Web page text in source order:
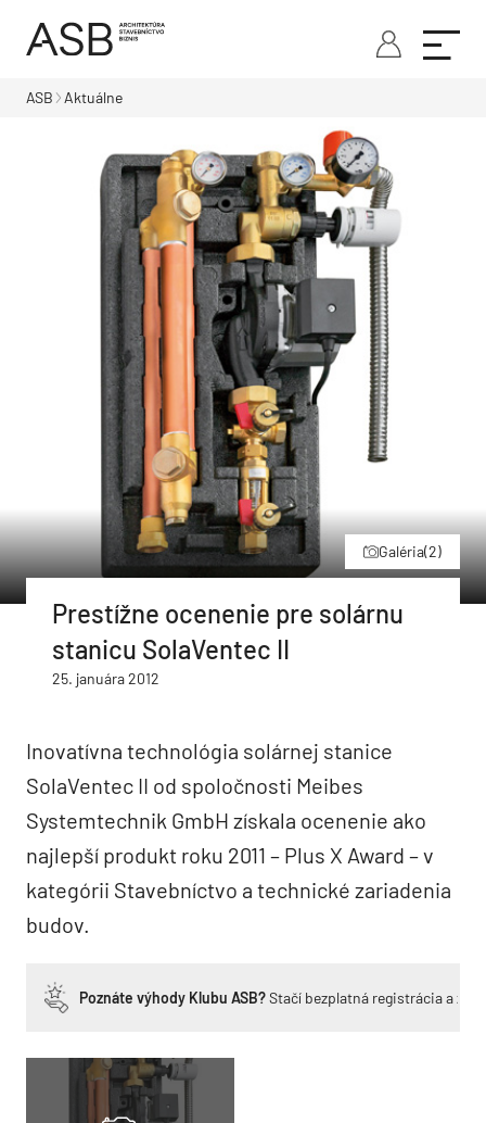
ASB Aktuálne
Galéria(2)
Prestížne ocenenie pre solárnu
stanicu SolaVentec II
25. januára 2012
Inovatívna technológia solárnej stanice
SolaVentec II od spoločnosti Meibes
Systemtechnik GmbH získala ocenenie ako
najlepší produkt roku 2011 – Plus X Award – v
kategórii Stavebníctvo a technické zariadenia
budov.
Poznáte výhody Klubu ASB?Stačí bezplatná registrácia a